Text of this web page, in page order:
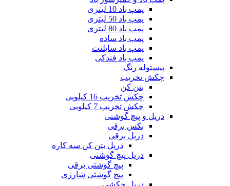
پمپ باد 10 لیتری
پمپ باد 50 لیتری
پمپ باد 80 لیتری
پمپ باد ساده
پمپ باد سایلنت
پمپ باد فندکی
پیستوله رنگ
چکش تخریب
بتن کن
چکش تخریب 16 کیلویی
چکش تخریب 7 کیلویی
دریل و پیچ گوشتی
بکس برقی
دریل برقی
دریل بتن کن سه کاره
دریل پیچ گوشتی
پیچ گوشتی برقی
پیچ گوشتی شارژی